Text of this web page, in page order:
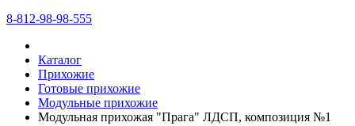
8-812-98-98-555
Каталог
Прихожие
Готовые прихожие
Модульные прихожие
Модульная прихожая "Прага" ЛДСП, композиция №1